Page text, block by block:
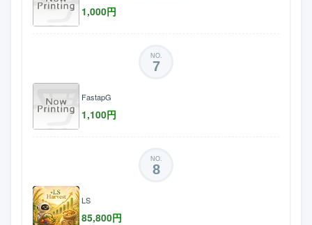
1,000円
NO.
7
FastapG
1,100円
NO.
8
LS
85,800円